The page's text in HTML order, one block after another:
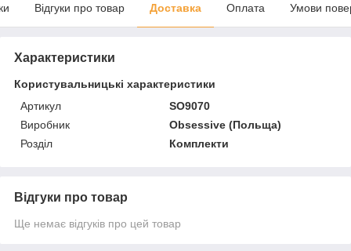
Відгуки про товар Доставка Оплата Умови
Характеристики
Користувальницькі характеристики
Артикул
SO9070
Виробник
Obsessive (Польща)
Розділ
Комплекти
Відгуки про товар
Ще немає відгуків про цей товар